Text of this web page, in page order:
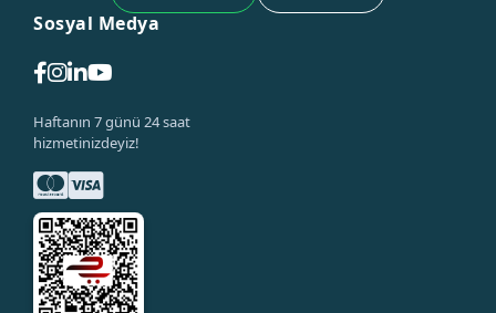
Sosyal Medya
Haftanın 7 günü 24 saat
hizmetinizdeyiz!